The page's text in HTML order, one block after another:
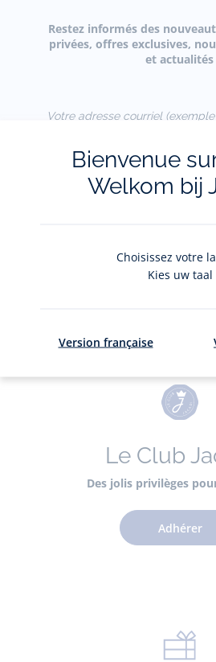
Restez informés des
privées, offres exclusives,
et actualités
(exemple :
S'inscrire
cliquez-ici.
Le Club
Des jolis privilèges
Adhérer
Bienvenue
Welkom bij
Choisissez votre
Kies uw taal
Version française